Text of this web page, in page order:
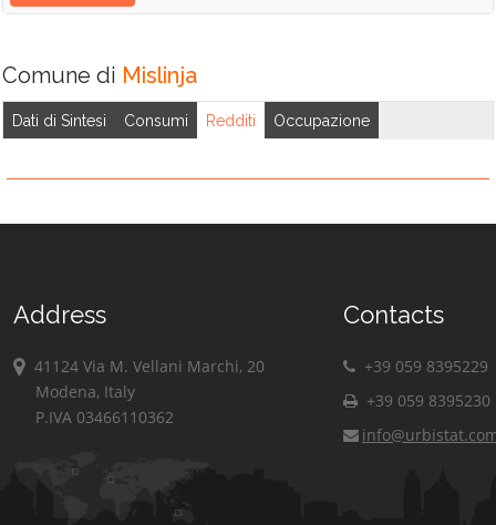
Comune di Mislinja
Dati di Sintesi Consumi Redditi Occupazione
Address
41124 Via M. Vellani Marchi, 20
Modena, Italy
P.IVA 03466110362
Contacts
+39 059 8395229
+39 059 8395230